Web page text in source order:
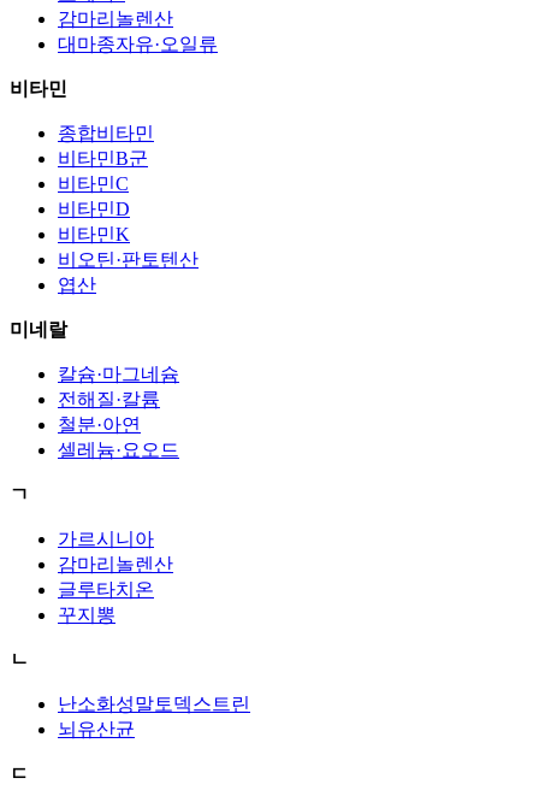
감마리놀렌산
대마종자유·오일류
비타민
종합비타민
비타민B군
비타민C
비타민D
비타민K
비오틴·판토텐산
엽산
미네랄
칼슘·마그네슘
전해질·칼륨
철분·아연
셀레늄·요오드
ㄱ
가르시니아
감마리놀렌산
글루타치온
꾸지뽕
ㄴ
난소화성말토덱스트린
뇌유산균
ㄷ